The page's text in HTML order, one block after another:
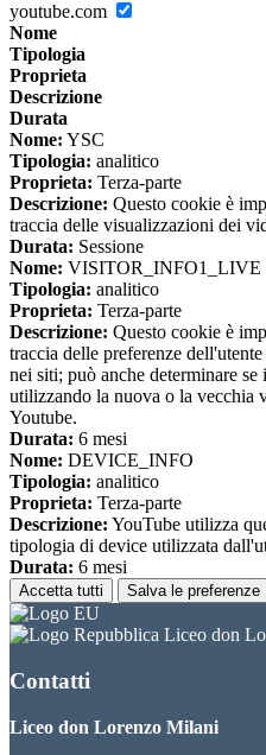
youtube.com
Nome
Tipologia
Proprieta
Descrizione
Durata
Nome: YSC
Tipologia: analitico
Proprieta: Terza-parte
Descrizione: Questo cookie è
traccia delle visualizzazioni dei
Durata: Sessione
Nome: VISITOR_INFO1_LIVE
Tipologia: analitico
Proprieta: Terza-parte
Descrizione: Questo cookie è
traccia delle preferenze
nei siti; può anche determinare
utilizzando la nuova o la vecchia
Youtube.
Durata: 6 mesi
Nome: DEVICE_INFO
Tipologia: analitico
Proprieta: Terza-parte
Descrizione: YouTube utilizza
tipologia di device utilizzata
Durata: 6 mesi
Accetta tutti Salva le preferenze
Liceo don
Contatti
Liceo don Lorenzo Milani